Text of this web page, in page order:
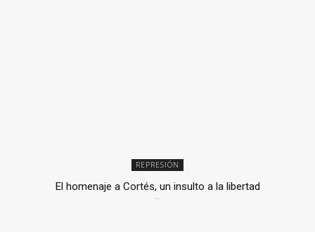
REPRESIÓN
El homenaje a Cortés, un insulto a la libertad